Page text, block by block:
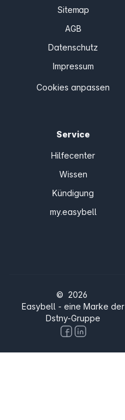
Sitemap
AGB
Datenschutz
Impressum
Cookies anpassen
Service
Hilfecenter
Wissen
Kündigung
my.easybell
© 2026
Easybell - eine Marke der
Dstny-Gruppe